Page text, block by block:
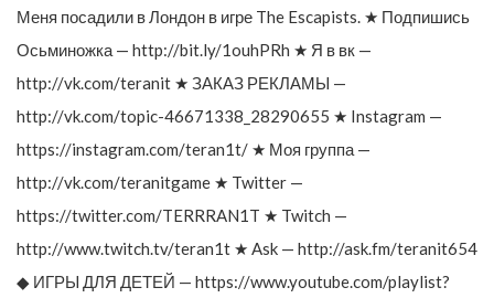
Меня посадили в Лондон в игре The Escapists. ★ Подпишись
Осьминожка — http://bit.ly/1ouhPRh ★ Я в вк —
http://vk.com/teranit ★ ЗАКАЗ РЕКЛАМЫ —
http://vk.com/topic-46671338_28290655 ★ Instagram —
https://instagram.com/teran1t/ ★ Моя группа —
http://vk.com/teranitgame ★ Twitter —
https://twitter.com/TERRRAN1T ★ Twitch —
http://www.twitch.tv/teran1t ★ Ask — http://ask.fm/teranit654
◆ ИГРЫ ДЛЯ ДЕТЕЙ — https://www.youtube.com/playlist?